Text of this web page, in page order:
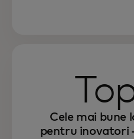
Cele mai bune
pentru inovatori